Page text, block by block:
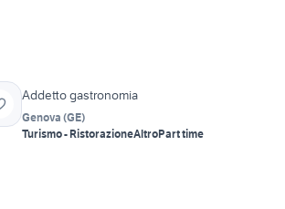
Addetto gastronomia
Genova (GE)
Turismo - RistorazioneAltroPart time